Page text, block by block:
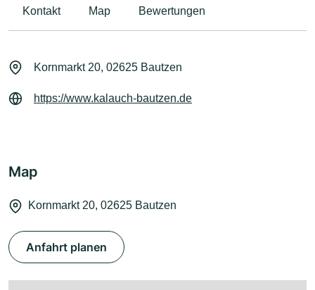
Kontakt Map Bewertungen
Kornmarkt 20, 02625 Bautzen
https://www.kalauch-bautzen.de
Map
Kornmarkt 20, 02625 Bautzen
Anfahrt planen